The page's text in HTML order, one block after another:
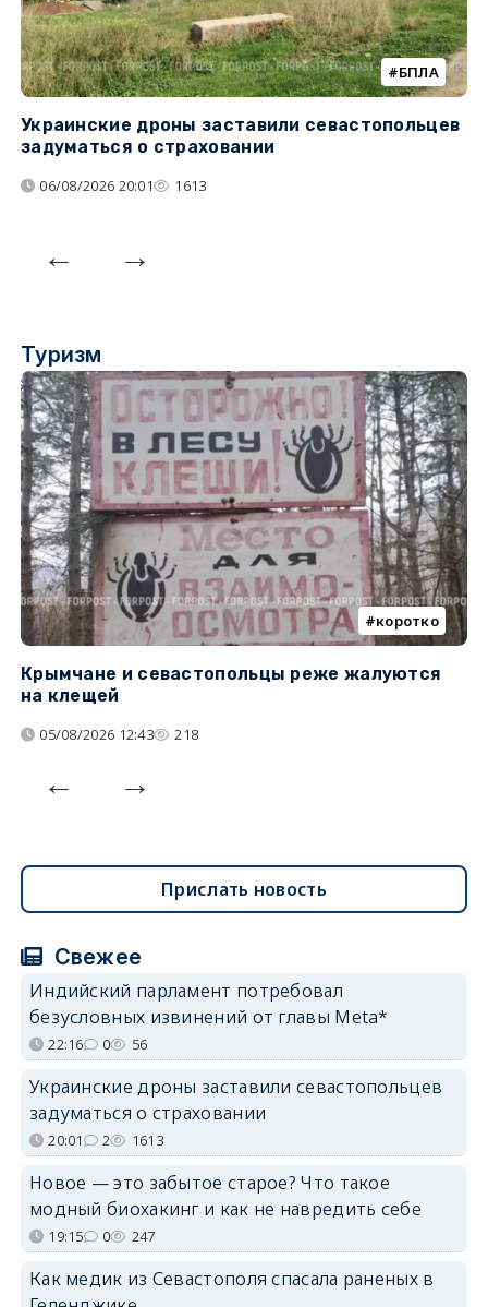
БПЛА
Украинские дроны заставили севастопольцев
задуматься о страховании
06/08/2026 20:01 1613
Туризм
коротко
Крымчане и севастопольцы реже жалуются
на клещей
05/08/2026 12:43 218
Прислать новость
Свежее
Индийский парламент потребовал
безусловных извинений от главы Meta*
22:16 0 56
Украинские дроны заставили севастопольцев
задуматься о страховании
20:01 2 1613
Новое — это забытое старое? Что такое
модный биохакинг и как не навредить себе
19:15 0 247
Как медик из Севастополя спасала раненых в